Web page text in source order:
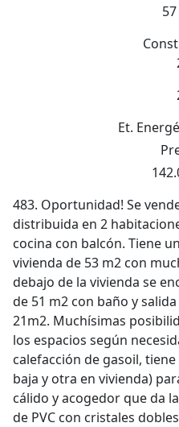
Et.
483. Oportunidad! Se
distribuida en 2
cocina con balcón. Tiene
vivienda de 53 m2 con
debajo de la vivienda se
de 51 m2 con baño y
21m2. Muchísimas
los espacios según
calefacción de gasoil,
baja y otra en vivienda)
cálido y acogedor que da
de PVC con cristales